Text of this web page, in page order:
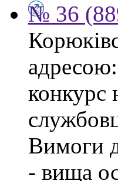
№ 36
конкурс
Вимоги
- вища